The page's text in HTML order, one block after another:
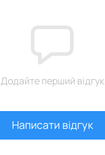
Додайте перший відгук
Написати відгук